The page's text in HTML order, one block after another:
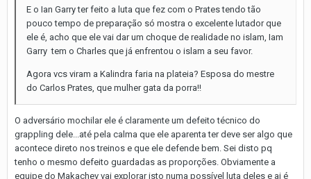
E o Ian Garry ter feito a luta que fez com o Prates tendo tão
pouco tempo de preparação só mostra o excelente lutador que
ele é, acho que ele vai dar um choque de realidade no islam, Iam
Garry tem o Charles que já enfrentou o islam a seu favor.
Agora vcs viram a Kalindra faria na plateia? Esposa do mestre
do Carlos Prates, que mulher gata da porra!!
O adversário mochilar ele é claramente um defeito técnico do
grappling dele...até pela calma que ele aparenta ter deve ser algo que
acontece direto nos treinos e que ele defende bem. Sei disto pq
tenho o mesmo defeito guardadas as proporções. Obviamente a
equipe do Makachev vai explorar isto numa possível luta deles e ai é